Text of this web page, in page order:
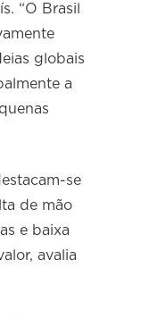
“O Brasil
globais
a
se
de mão
e baixa
avalia